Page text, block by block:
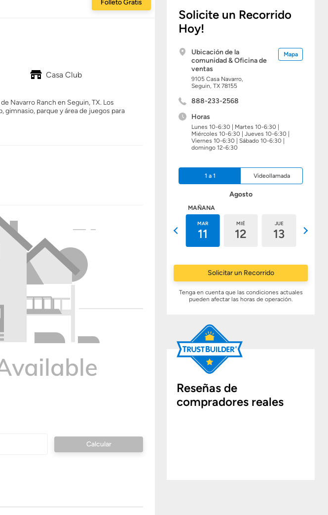
Solicite un Recorrido
Hoy!
Ubicación de la
comunidad & Oficina de
ventas
9105 Casa Navarro,
Seguin, TX 78155
Mapa
888-233-2568
Horas
Lunes 10-6:30 | Martes 10-6:30 |
Miércoles 10-6:30 | Jueves 10-6:30 |
Viernes 10-6:30 | Sábado 10-6:30 |
domingo 12-6:30
1 a 1 Videollamada
Agosto
MAÑANA
MAR
11
MIÉ
12
JUE
13
Solicitar un Recorrido
Tenga en cuenta que las condiciones actuales
pueden afectar las horas de operación.
Reseñas de
compradores reales
Folleto Gratis
Casa Club
Navarro Ranch en Seguin, TX. Los
gimnasio, parque y área de juegos para